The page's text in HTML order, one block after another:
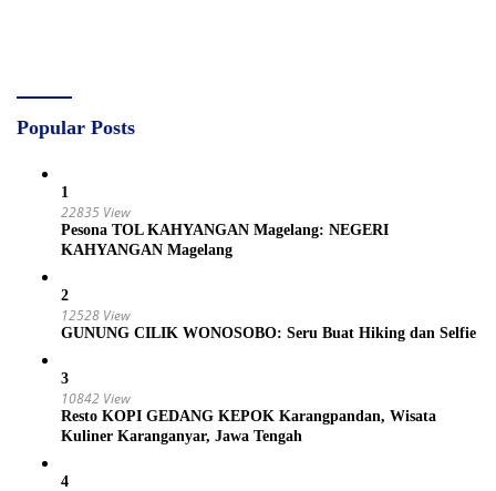
Popular Posts
1
22835 View
Pesona TOL KAHYANGAN Magelang: NEGERI
KAHYANGAN Magelang
2
12528 View
GUNUNG CILIK WONOSOBO: Seru Buat Hiking dan Selfie
3
10842 View
Resto KOPI GEDANG KEPOK Karangpandan, Wisata
Kuliner Karanganyar, Jawa Tengah
4